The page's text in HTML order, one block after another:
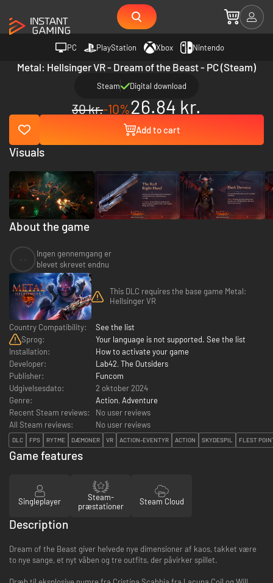
PC PlayStation Xbox Nintendo
Metal: Hellsinger VR - Dream of the Beast - PC (Steam)
Steam Digital download
30 kr.-10%26.84 kr.
Add to cart
About the game
Ingen gennemgang er
blevet skrevet endnu
This DLC requires the base game Metal:
Hellsinger VR
Country Compatibility:
See the list
Sprog:
Your language is not supported. See the list
Installation:
How to activate your game
Developer:
Lab42, The Outsiders
Publisher:
Funcom
Udgivelsesdato:
2 oktober 2024
Genre:
Action, Adventure
Recent Steam reviews:
No user reviews
All Steam reviews:
No user reviews
DLC FPS RYTME DÆMONER VR ACTION-EVENTYR ACTION SKYDESPIL FLEST
Visuals
Game features
Singleplayer
Steam-
præstationer
Steam Cloud
Description
Dream of the Beast giver helvede nye dimensioner af kaos, takket være
to nye sange, et nyt våben og tre outfits, der påvirker spillet.